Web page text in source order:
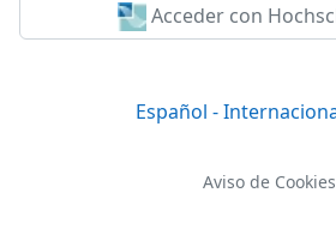
Acceder con
Español -
Aviso de Cookies